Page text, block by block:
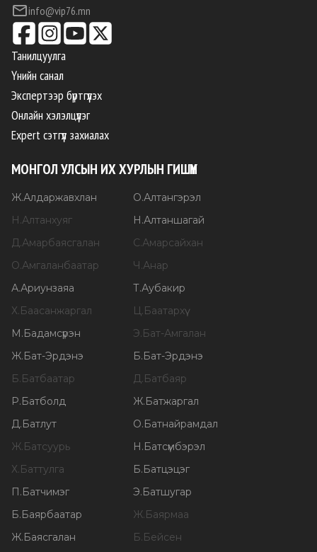
info@vip76.mn
Танилцуулга
Үнийн санал
Экспертээр бүртгүүлэх
Онлайн хэлэлцүүлэг
Expert сэтгүүл захиалах
МОНГОЛ УЛСЫН ИХ ХУРЛЫН ГИШҮҮН
Ж.Алдаржавхлан О.Алтангэрэл
Н.Алтанхуяг Н.Алтаншагай
Д.Амарбаясгалан С.Амарсайхан
О.Амгаланбаатар Ч.Анар
А.Ариунзаяа Т.Аубакир
Х.Баасанжаргал Ц.Баатархүү
М.Бадамсүрэн Э.Бат-Амгалан
Ж.Бат-Эрдэнэ Б.Бат-Эрдэнэ
Б.Батбаатар Д.Батбаяр
Р.Батболд Ж.Батжаргал
Д.Батлут О.Батнайрамдал
Ж.Батсуурь Н.Батсүмбэрэл
Х.Баттулга Б.Батцэцэг
П.Батчимэг Э.Батшугар
Б.Баярбаатар Ж.Баярмаа
Ж.Баясгалан Б.Бейсен